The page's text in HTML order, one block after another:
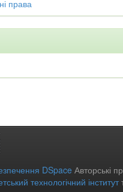
права
DSpace Авторські
технологічний інститут